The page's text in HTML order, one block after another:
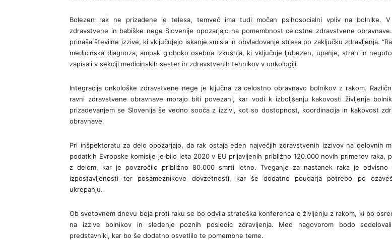
Bolezen rak ne prizadene le telesa, temveč ima tudi močan psihosocialni vpliv na bolnike. V
zdravstvene in babiške nege Slovenije opozarjajo na pomembnost celostne zdravstvene
prinaša številne izzive, ki vključujejo iskanje smisla in obvladovanje stresa po zaključku zdravljenja.
medicinska diagnoza, ampak globoko osebna izkušnja, ki vključuje ljubezen, upanje, strah in
zapisali v sekciji medicinskih sester in zdravstvenih tehnikov v onkologiji.
Integracija onkološke zdravstvene nege je ključna za celostno obravnavo bolnikov z rakom.
ravni zdravstvene obravnave morajo biti povezani, kar vodi k izboljšanju kakovosti življenja
prizadevanjem se Slovenija še vedno sooča z izzivi, kot so dostopnost, koordinacija in kakovost
obravnave.
Pri inšpektoratu za delo opozarjajo, da rak ostaja eden največjih zdravstvenih izzivov na delovnih
podatkih Evropske komisije je bilo leta 2020 v EU prijavljenih približno 120.000 novih primerov raka,
z delom, kar je povzročilo približno 80.000 smrti letno. Tveganje za nastanek raka je odvisno
izpostavljenosti ter posameznikove dovzetnosti, kar še dodatno poudarja potrebo po
ukrepanju.
Ob svetovnem dnevu boja proti raku se bo odvila strateška konferenca o življenju z rakom, ki bo
na izzive bolnikov in sledenje poznih posledic zdravljenja. Med nagovorom bodo
predstavniki, kar bo še dodatno osvetlilo te pomembne teme.